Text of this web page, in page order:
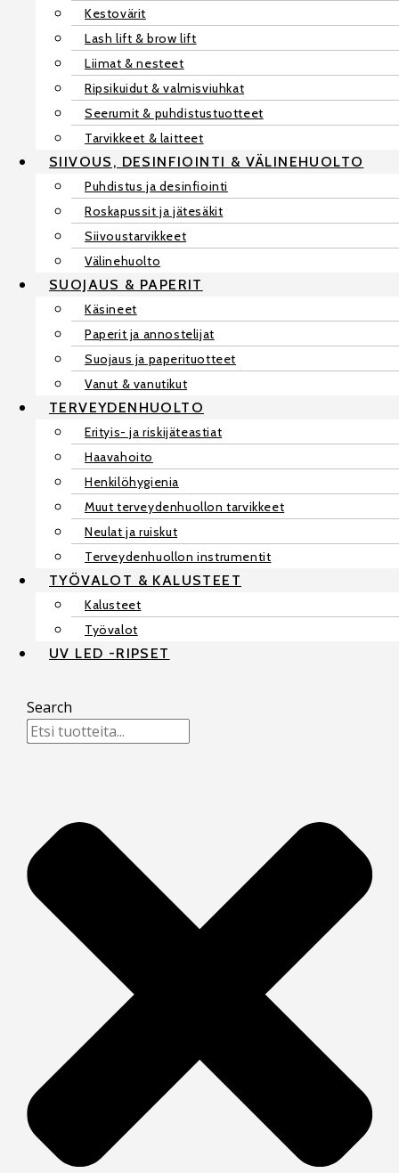
Kestovärit
Lash lift & brow lift
Liimat & nesteet
Ripsikuidut & valmisviuhkat
Seerumit & puhdistustuotteet
Tarvikkeet & laitteet
SIIVOUS, DESINFIOINTI & VÄLINEHUOLTO
Puhdistus ja desinfiointi
Roskapussit ja jätesäkit
Siivoustarvikkeet
Välinehuolto
SUOJAUS & PAPERIT
Käsineet
Paperit ja annostelijat
Suojaus ja paperituotteet
Vanut & vanutikut
TERVEYDENHUOLTO
Erityis- ja riskijäteastiat
Haavahoito
Henkilöhygienia
Muut terveydenhuollon tarvikkeet
Neulat ja ruiskut
Terveydenhuollon instrumentit
TYÖVALOT & KALUSTEET
Kalusteet
Työvalot
UV LED -RIPSET
Search